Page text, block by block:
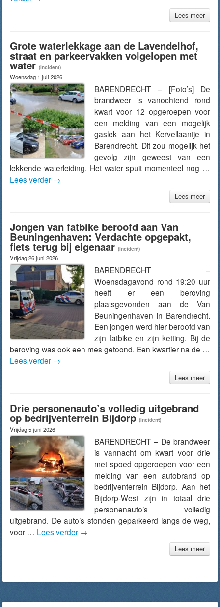
Lees meer
Grote waterlekkage aan de Lavendelhof,
straat en parkeervakken volgelopen met
water (Incident)
Woensdag 1 juli 2026
BARENDRECHT – [Foto’s] De
brandweer is vanochtend rond
kwart voor 12 opgeroepen voor
een melding van een mogelijk
gaslek aan het Kervellaantje in
Barendrecht. Dit zou mogelijk het
gevolg zijn geweest van een
lekkende waterleiding. Het water spuit momenteel nog …
Lees verder →
Lees meer
Jongen van fatbike beroofd aan Van
Beuningenhaven: Verdachte opgepakt,
fiets terug bij eigenaar (Incident)
Vrijdag 26 juni 2026
BARENDRECHT –
Woensdagavond rond 19:20 uur
heeft er een beroving
plaatsgevonden aan de Van
Beuningenhaven in Barendrecht.
Een jongen werd hier beroofd van
zijn fatbike en zijn ketting. Bij de
beroving was ook een mes getoond. Een kwartier na de …
Lees verder →
Lees meer
Drie personenauto’s volledig uitgebrand
op bedrijventerrein Bijdorp (Incident)
Vrijdag 5 juni 2026
BARENDRECHT – De brandweer
is vannacht om kwart voor drie
met spoed opgeroepen voor een
melding van een autobrand op
bedrijventerrein Bijdorp. Aan het
Bijdorp-West zijn in totaal drie
personenauto’s volledig
uitgebrand. De auto’s stonden geparkeerd langs de weg,
voor … Lees verder →
Lees meer